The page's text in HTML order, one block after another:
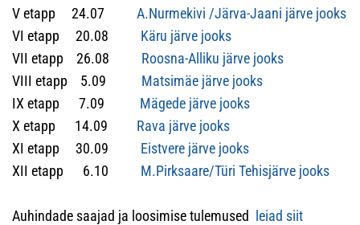
V etapp 24.07
A.Nurmekivi /Järva-Jaani järve jooks
VI etapp 20.08 Käru järve jooks
VII etapp 26.08
Roosna-Alliku järve jooks
VIII etapp 5.09
Matsimäe järve jooks
IX etapp 7.09
Mägede järve jooks
X etapp 14.09
Rava järve jooks
XI etapp 30.09 Eistvere järve jooks
XII etapp 6.10 M.Pirksaare/Türi Tehisjärve jooks
Auhindade saajad ja loosimise tulemused leiad siit